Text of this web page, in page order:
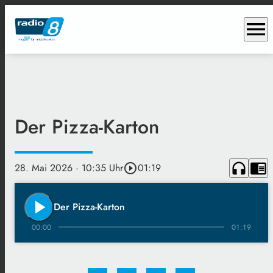
menu
Der Pizza-Karton
28. Mai 2026 · 10:35 Uhrplay_circle_outline01:19 headphones chrome_reader_mode
play_arrow Der Pizza-Karton
00:00 01:19